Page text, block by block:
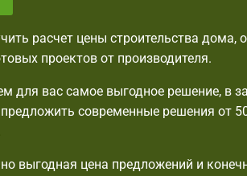
расчет цены строительства дома,
проектов от производителя.
для вас самое выгодное решение, в
современные решения от
выгодная цена предложений и